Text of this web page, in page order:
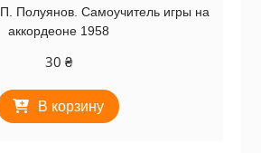
Полуянов. Самоучитель игры на
аккордеоне 1958
30 ₴
В корзину